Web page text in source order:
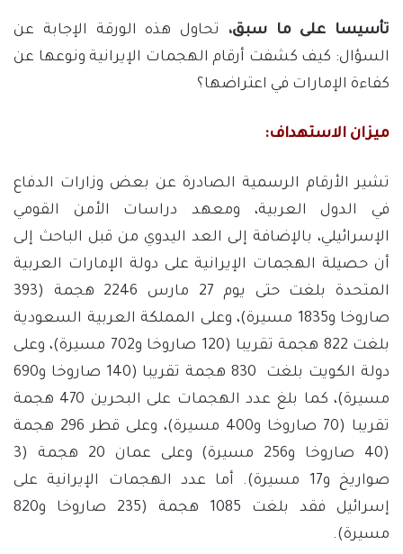
تأسيسا على ما سبق، تحاول هذه الورقة الإجابة عن
السؤال: كيف كشفت أرقام الهجمات الإيرانية ونوعها عن
كفاءة الإمارات في اعتراضها؟
ميزان الاستهداف:
تشير الأرقام الرسمية الصادرة عن بعض وزارات الدفاع
في الدول العربية، ومعهد دراسات الأمن القومي
الإسرائيلي، بالإضافة إلى العد اليدوي من قبل الباحث إلى
أن حصيلة الهجمات الإيرانية على دولة الإمارات العربية
المتحدة بلغت حتى يوم 27 مارس 2246 هجمة (393
صاروخا و1835 مسيرة)، وعلى المملكة العربية السعودية
بلغت 822 هجمة تقريبا (120 صاروخا و702 مسيرة)، وعلى
دولة الكويت بلغت 830 هجمة تقريبا (140 صاروخا و690
مسيرة)، كما بلغ عدد الهجمات على البحرين 470 هجمة
تقريبا (70 صاروخا و400 مسيرة)، وعلى قطر 296 هجمة
(40 صاروخا و256 مسيرة) وعلى عمان 20 هجمة (3
صواريخ و17 مسيرة). أما عدد الهجمات الإيرانية على
إسرائيل فقد بلغت 1085 هجمة (235 صاروخا و820
مسيرة).